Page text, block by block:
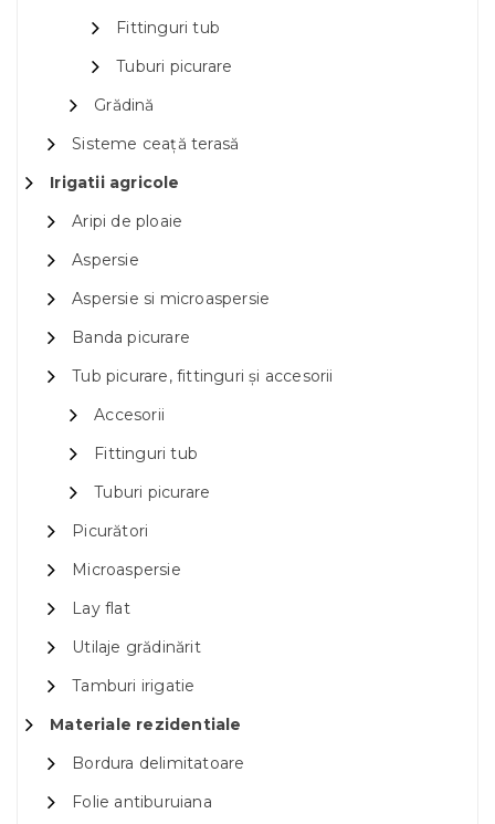
Fittinguri tub
Tuburi picurare
Grădină
Sisteme ceață terasă
Irigatii agricole
Aripi de ploaie
Aspersie
Aspersie si microaspersie
Banda picurare
Tub picurare, fittinguri și accesorii
Accesorii
Fittinguri tub
Tuburi picurare
Picurători
Microaspersie
Lay flat
Utilaje grădinărit
Tamburi irigatie
Materiale rezidentiale
Bordura delimitatoare
Folie antiburuiana